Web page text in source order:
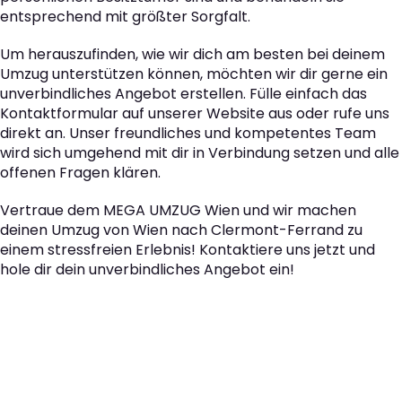
entsprechend mit größter Sorgfalt.
Um herauszufinden, wie wir dich am besten bei deinem
Umzug unterstützen können, möchten wir dir gerne ein
unverbindliches Angebot erstellen. Fülle einfach das
Kontaktformular auf unserer Website aus oder rufe uns
direkt an. Unser freundliches und kompetentes Team
wird sich umgehend mit dir in Verbindung setzen und alle
offenen Fragen klären.
Vertraue dem MEGA UMZUG Wien und wir machen
deinen Umzug von Wien nach Clermont-Ferrand zu
einem stressfreien Erlebnis! Kontaktiere uns jetzt und
hole dir dein unverbindliches Angebot ein!